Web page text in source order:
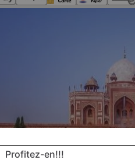
Profitez-en!!!